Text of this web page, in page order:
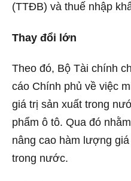
(TTĐB) và thuế nhập
Thay đổi lớn
Theo đó, Bộ Tài chính
cáo Chính phủ về việc
giá trị sản xuất trong
phẩm ô tô. Qua đó
nâng cao hàm lượng
trong nước.